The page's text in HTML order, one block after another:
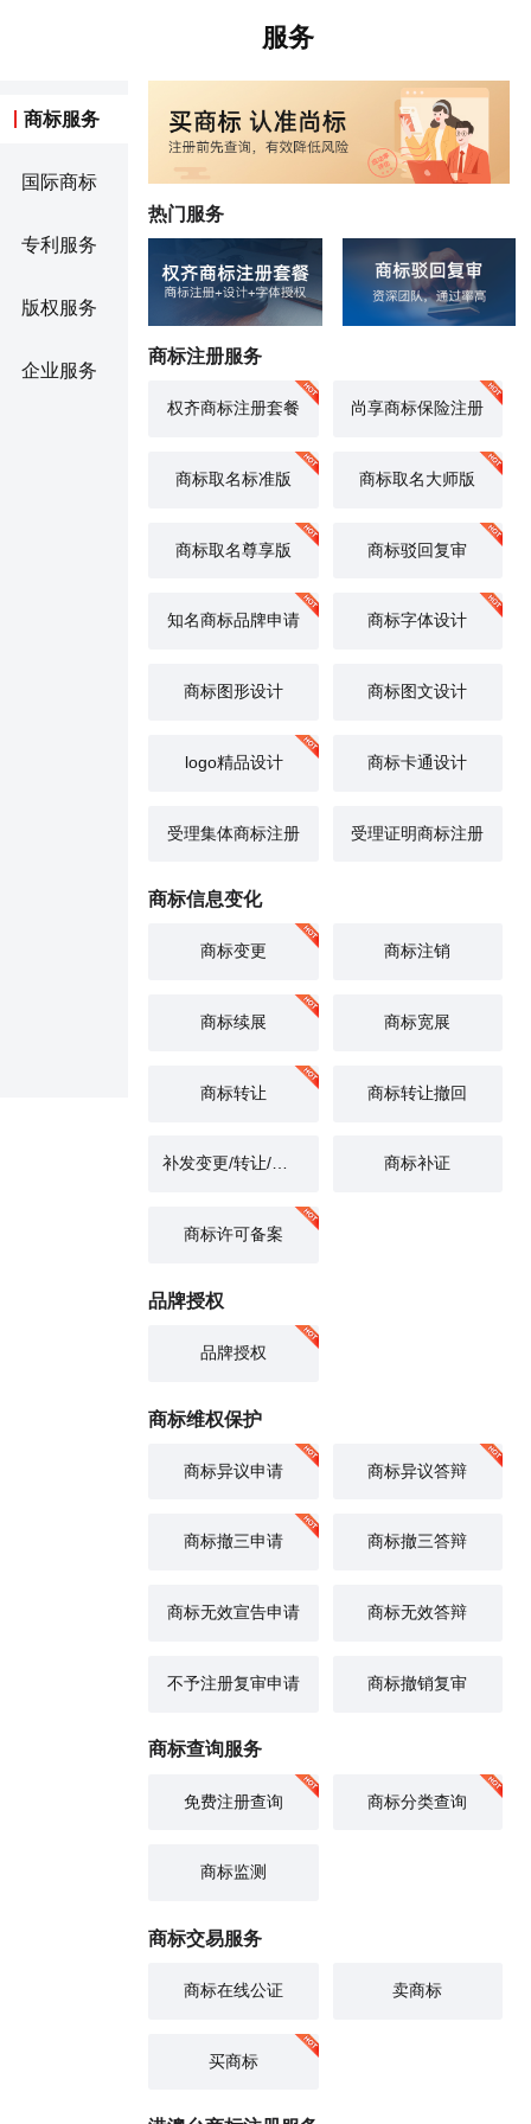
服务
商标服务
国际商标
专利服务
版权服务
企业服务
热门服务
商标注册服务
权齐商标注册套餐 尚享商标保险注册
商标取名标准版 商标取名大师版
商标取名尊享版 商标驳回复审
知名商标品牌申请 商标字体设计
商标图形设计 商标图文设计
logo精品设计 商标卡通设计
受理集体商标注册 受理证明商标注册
商标信息变化
商标变更 商标注销
商标续展 商标宽展
商标转让 商标转让撤回
补发变更/转让/续展证明申请 商标补证
商标许可备案
品牌授权
品牌授权
商标维权保护
商标异议申请 商标异议答辩
商标撤三申请 商标撤三答辩
商标无效宣告申请 商标无效答辩
不予注册复审申请 商标撤销复审
商标查询服务
免费注册查询 商标分类查询
商标监测
商标交易服务
商标在线公证 卖商标
买商标